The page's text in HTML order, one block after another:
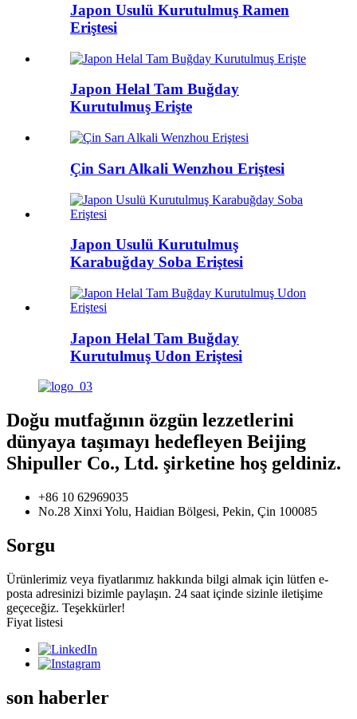
Japon Usulü Kurutulmuş Ramen
Eriştesi
Japon Helal Tam Buğday
Kurutulmuş Erişte
Çin Sarı Alkali Wenzhou Eriştesi
Japon Usulü Kurutulmuş
Karabuğday Soba Eriştesi
Japon Helal Tam Buğday
Kurutulmuş Udon Eriştesi
Doğu mutfağının özgün lezzetlerini
dünyaya taşımayı hedefleyen Beijing
Shipuller Co., Ltd. şirketine hoş geldiniz.
+86 10 62969035
No.28 Xinxi Yolu, Haidian Bölgesi, Pekin, Çin 100085
Sorgu
Ürünlerimiz veya fiyatlarımız hakkında bilgi almak için lütfen e-
posta adresinizi bizimle paylaşın. 24 saat içinde sizinle iletişime
geçeceğiz. Teşekkürler!
Fiyat listesi
son haberler